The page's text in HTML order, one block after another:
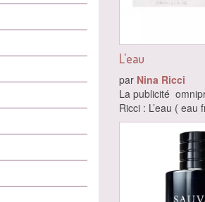
L'eau
par Nina Ricci
La publicité
Ricci : L’eau ( eau